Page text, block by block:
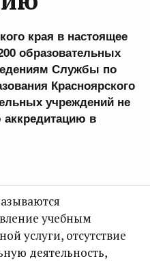
края в настоящее
образовательных
Службы по
Красноярского
учреждений не
в
учебным
услуги, отсутствие
деятельность,